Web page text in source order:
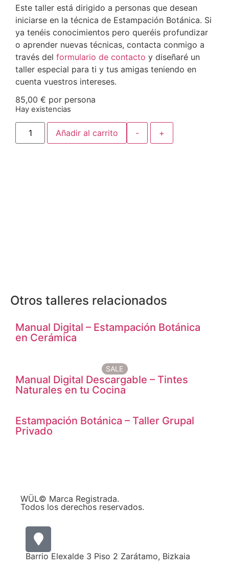
Este taller está dirigido a personas que desean
iniciarse en la técnica de Estampación Botánica. Si
ya tenéis conocimientos pero queréis profundizar
o aprender nuevas técnicas, contacta conmigo a
través del formulario de contacto y diseñaré un
taller especial para ti y tus amigas teniendo en
cuenta vuestros intereses.
85,00 € por persona
Hay existencias
- +
Añadir al carrito
Otros talleres relacionados
Manual Digital – Estampación Botánica
en Cerámica
SALE
Manual Digital Descargable – Tintes
Naturales en tu Cocina
Estampación Botánica – Taller Grupal
Privado
WÜL© Marca Registrada.
Todos los derechos reservados.
Barrio Elexalde 3 Piso 2 Zarátamo, Bizkaia